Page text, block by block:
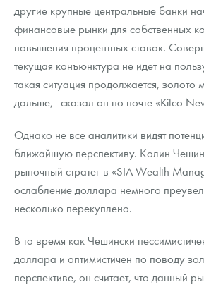
другие крупные центральные банки
финансовые рынки для собственных
повышения процентных ставок.
текущая конъюнктура не идет на
такая ситуация продолжается, золото
дальше, - сказал он по почте «Kitco
Однако не все аналитики видят
ближайшую перспективу. Колин
рыночный стратег в «SIA Wealth
ослабление доллара немного
несколько перекуплено.
В то время как Чешински
доллара и оптимистичен по поводу
перспективе, он считает, что данный